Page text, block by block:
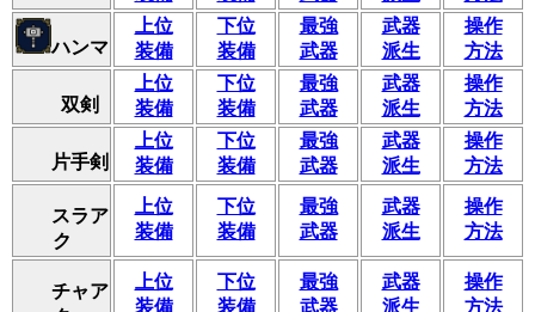
ハンマ
上位
装備
下位
装備
最強
武器
武器
派生
操作
方法
双剣
上位
装備
下位
装備
最強
武器
武器
派生
操作
方法
片手剣
上位
装備
下位
装備
最強
武器
武器
派生
操作
方法
スラア
ク
上位
装備
下位
装備
最強
武器
武器
派生
操作
方法
チャア
上位
装備
下位
装備
最強
武器
武器
派生
操作
方法